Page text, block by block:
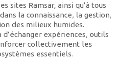
sites Ramsar, ainsi qu’à tous
la connaissance, la gestion,
des milieux humides.
d’échanger expériences, outils
collectivement les
essentiels.